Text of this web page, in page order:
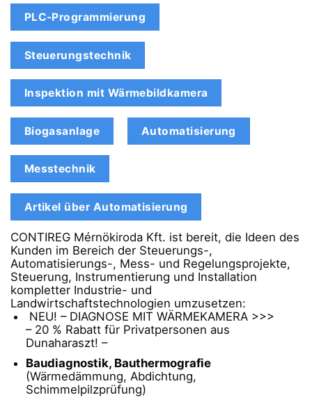
PLC-Programmierung
Steuerungstechnik
Inspektion mit Wärmebildkamera
Biogasanlage Automatisierung
Messtechnik
Artikel über Automatisierung
CONTIREG Mérnökiroda Kft. ist bereit, die Ideen des
Kunden im Bereich der Steuerungs-,
Automatisierungs-, Mess- und Regelungsprojekte,
Steuerung, Instrumentierung und Installation
kompletter Industrie- und
Landwirtschaftstechnologien umzusetzen:
NEU! – DIAGNOSE MIT WÄRMEKAMERA >>>
– 20 % Rabatt für Privatpersonen aus
Dunaharaszt! –
Baudiagnostik, Bauthermografie
(Wärmedämmung, Abdichtung,
Schimmelpilzprüfung)